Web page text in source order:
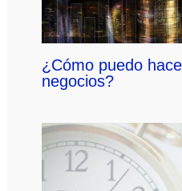
¿Cómo puedo
negocios?